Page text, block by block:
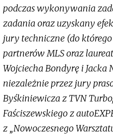
podczas wykonywania
zadania oraz uzyskany
jury techniczne (do
partnerów MLS oraz
Wojciecha Bondyrę i
niezależnie przez jury
Byśkiniewicza z TVN
Faściszewskiego z
z „Nowoczesnego